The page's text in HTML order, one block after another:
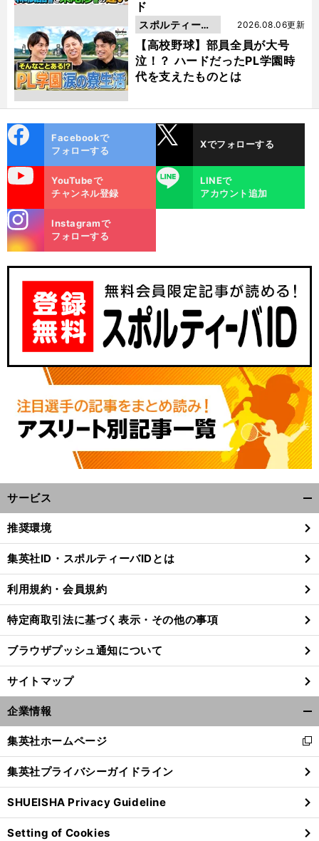
ド
【高校野球】部員全員が大号
泣！？ ハードだったPL学園時
代を支えたものとは
2026.08.06更新
スポルティーバ
動画
ok
Facebookで
フォローする
Xでフォローする
YouTubeで
チャンネル登録
LINE
LINEで
アカウント追加
m
Instagramで
フォローする
サービス
閉
る
推奨環境
集英社ID・スポルティーバIDとは
利用規約・会員規約
特定商取引法に基づく表示・その他の事項
ブラウザプッシュ通知について
サイトマップ
企業情報
閉
る
集英社ホームページ
新
し
い
ウ
ィ
ン
ド
集英社プライバシーガイドライン
SHUEISHA Privacy Guideline
Setting of Cookies